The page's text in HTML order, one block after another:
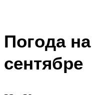
Погода
сентябре